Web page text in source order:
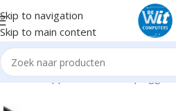
Skip to navigation
Skip to main content
Home Supplies Kabels en pluggen